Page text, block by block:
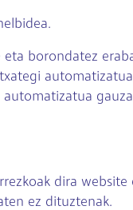
eta borondatez
dira
ez dituztenak.